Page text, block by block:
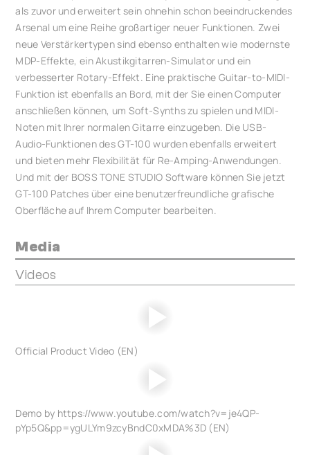
als zuvor und erweitert sein ohnehin schon beeindruckendes
Arsenal um eine Reihe großartiger neuer Funktionen. Zwei
neue Verstärkertypen sind ebenso enthalten wie modernste
MDP-Effekte, ein Akustikgitarren-Simulator und ein
verbesserter Rotary-Effekt. Eine praktische Guitar-to-MIDI-
Funktion ist ebenfalls an Bord, mit der Sie einen Computer
anschließen können, um Soft-Synths zu spielen und MIDI-
Noten mit Ihrer normalen Gitarre einzugeben. Die USB-
Audio-Funktionen des GT-100 wurden ebenfalls erweitert
und bieten mehr Flexibilität für Re-Amping-Anwendungen.
Und mit der BOSS TONE STUDIO Software können Sie jetzt
GT-100 Patches über eine benutzerfreundliche grafische
Oberfläche auf Ihrem Computer bearbeiten.
Media
Videos
Official Product Video (EN)
Demo by https://www.youtube.com/watch?v=je4QP-
pYp5Q&pp=ygULYm9zcyBndC0xMDA%3D (EN)